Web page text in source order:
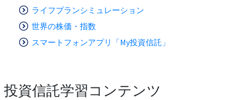
ライフプランシミュレーション
世界の株価・指数
スマートフォンアプリ「My投資信託」
投資信託学習コンテンツ